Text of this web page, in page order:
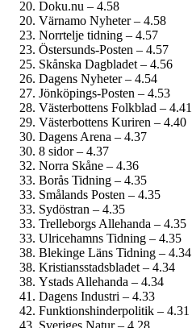
Doku.nu – 4.58
Värnamo Nyheter – 4.58
Norrtelje tidning – 4.57
Östersunds-Posten – 4.57
Skånska Dagbladet – 4.56
Dagens Nyheter – 4.54
Jönköpings-Posten – 4.53
Västerbottens Folkblad – 4.41
Västerbottens Kuriren – 4.40
Dagens Arena – 4.37
8 sidor – 4.37
Norra Skåne – 4.36
Borås Tidning – 4.35
Smålands Posten – 4.35
Sydöstran – 4.35
Trelleborgs Allehanda – 4.35
Ulricehamns Tidning – 4.35
Blekinge Läns Tidning – 4.34
Kristiansstadsbladet – 4.34
Ystads Allehanda – 4.34
Dagens Industri – 4.33
Funktionshinder­politik – 4.31